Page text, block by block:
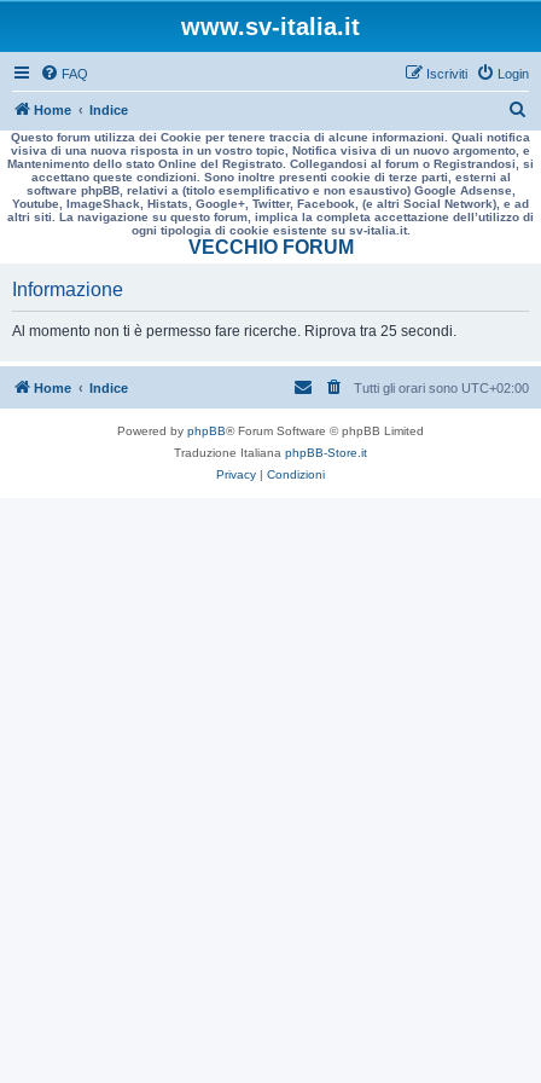
www.sv-italia.it
FAQ Login
Iscriviti
Home Indice
e
r
a
Questo forum utilizza dei Cookie per tenere traccia di alcune informazioni. Quali notifica
visiva di una nuova risposta in un vostro topic, Notifica visiva di un nuovo argomento, e
Mantenimento dello stato Online del Registrato. Collegandosi al forum o Registrandosi, si
accettano queste condizioni. Sono inoltre presenti cookie di terze parti, esterni al
software phpBB, relativi a (titolo esemplificativo e non esaustivo) Google Adsense,
Youtube, ImageShack, Histats, Google+, Twitter, Facebook, (e altri Social Network), e ad
altri siti. La navigazione su questo forum, implica la completa accettazione dell’utilizzo di
ogni tipologia di cookie esistente su sv-italia.it.
VECCHIO FORUM
Informazione
Al momento non ti è permesso fare ricerche. Riprova tra 25 secondi.
Home Indice Tutti gli orari sono UTC+02:00
Powered by phpBB® Forum Software © phpBB Limited
Traduzione Italiana phpBB-Store.it
Privacy | Condizioni